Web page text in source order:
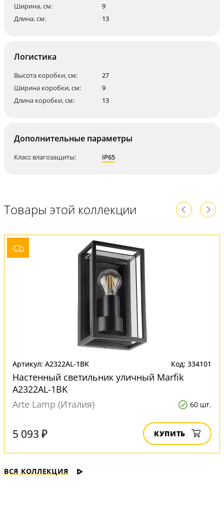
Ширина, см:
9
Длина, см:
13
Логистика
Высота коробки, см:
27
Ширина коробки, см:
9
Длина коробки, см:
13
Дополнительные параметры
Класс влагозащиты: IP65
Товары этой коллекции
Артикул: A2322AL-1BK Код: 334101
Настенный светильник уличный Marfik
A2322AL-1BK
Arte Lamp (Италия)
60 шт.
5 093 ₽ КУПИТЬ
ВСЯ КОЛЛЕКЦИЯ